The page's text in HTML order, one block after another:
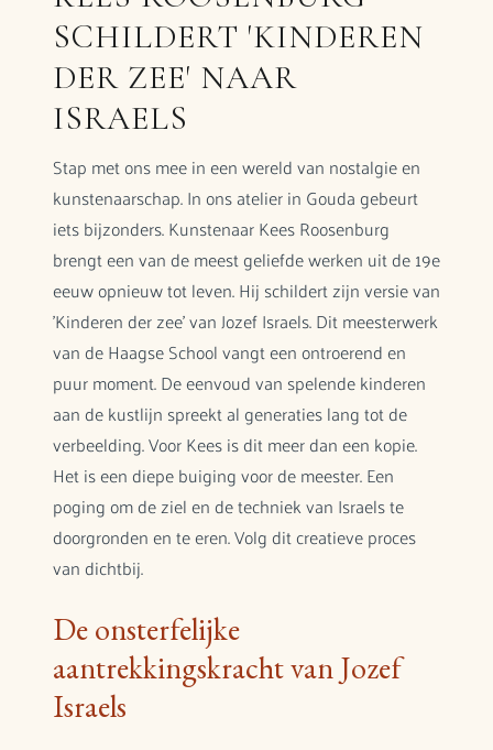
SCHILDERT 'KINDEREN
DER ZEE' NAAR
ISRAELS
Stap met ons mee in een wereld van nostalgie en
kunstenaarschap. In ons atelier in Gouda gebeurt
iets bijzonders. Kunstenaar Kees Roosenburg
brengt een van de meest geliefde werken uit de 19e
eeuw opnieuw tot leven. Hij schildert zijn versie van
'Kinderen der zee' van Jozef Israels. Dit meesterwerk
van de Haagse School vangt een ontroerend en
puur moment. De eenvoud van spelende kinderen
aan de kustlijn spreekt al generaties lang tot de
verbeelding. Voor Kees is dit meer dan een kopie.
Het is een diepe buiging voor de meester. Een
poging om de ziel en de techniek van Israels te
doorgronden en te eren. Volg dit creatieve proces
van dichtbij.
De onsterfelijke
aantrekkingskracht van Jozef
Israels